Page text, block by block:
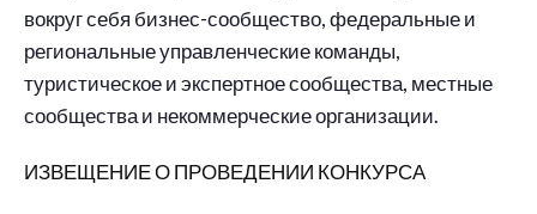
вокруг себя бизнес-сообщество, федеральные и
региональные управленческие команды,
туристическое и экспертное сообщества, местные
сообщества и некоммерческие организации.
ИЗВЕЩЕНИЕ О ПРОВЕДЕНИИ КОНКУРСА